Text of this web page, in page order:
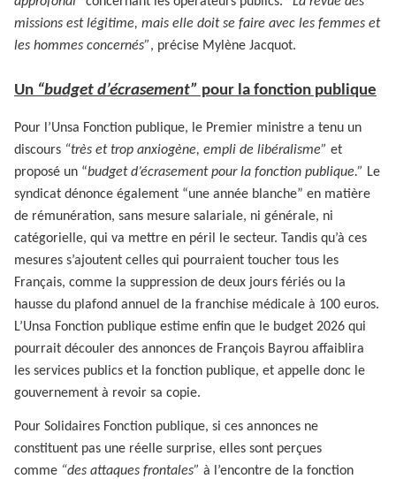
missions est légitime, mais elle doit se faire avec les femmes et
les hommes concernés”, précise Mylène Jacquot.
Un “budget d’écrasement” pour la fonction publique
Pour l’Unsa Fonction publique, le Premier ministre a tenu un
discours “très et trop anxiogène, empli de libéralisme” et
proposé un “budget d’écrasement pour la fonction publique.” Le
syndicat dénonce également “une année blanche” en matière
de rémunération, sans mesure salariale, ni générale, ni
catégorielle, qui va mettre en péril le secteur. Tandis qu’à ces
mesures s’ajoutent celles qui pourraient toucher tous les
Français, comme la suppression de deux jours fériés ou la
hausse du plafond annuel de la franchise médicale à 100 euros.
L’Unsa Fonction publique estime enfin que le budget 2026 qui
pourrait découler des annonces de François Bayrou affaiblira
les services publics et la fonction publique, et appelle donc le
gouvernement à revoir sa copie.
Pour Solidaires Fonction publique, si ces annonces ne
constituent pas une réelle surprise, elles sont perçues
comme “des attaques frontales” à l’encontre de la fonction